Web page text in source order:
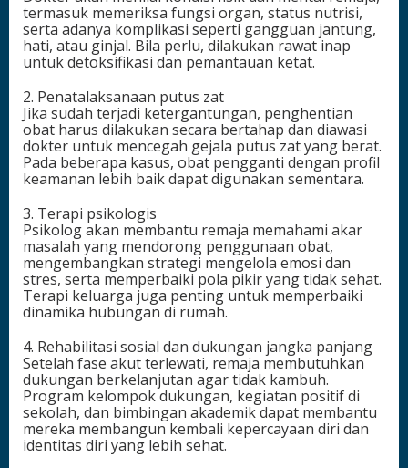
termasuk memeriksa fungsi organ, status nutrisi,
serta adanya komplikasi seperti gangguan jantung,
hati, atau ginjal. Bila perlu, dilakukan rawat inap
untuk detoksifikasi dan pemantauan ketat.
2. Penatalaksanaan putus zat
Jika sudah terjadi ketergantungan, penghentian
obat harus dilakukan secara bertahap dan diawasi
dokter untuk mencegah gejala putus zat yang berat.
Pada beberapa kasus, obat pengganti dengan profil
keamanan lebih baik dapat digunakan sementara.
3. Terapi psikologis
Psikolog akan membantu remaja memahami akar
masalah yang mendorong penggunaan obat,
mengembangkan strategi mengelola emosi dan
stres, serta memperbaiki pola pikir yang tidak sehat.
Terapi keluarga juga penting untuk memperbaiki
dinamika hubungan di rumah.
4. Rehabilitasi sosial dan dukungan jangka panjang
Setelah fase akut terlewati, remaja membutuhkan
dukungan berkelanjutan agar tidak kambuh.
Program kelompok dukungan, kegiatan positif di
sekolah, dan bimbingan akademik dapat membantu
mereka membangun kembali kepercayaan diri dan
identitas diri yang lebih sehat.